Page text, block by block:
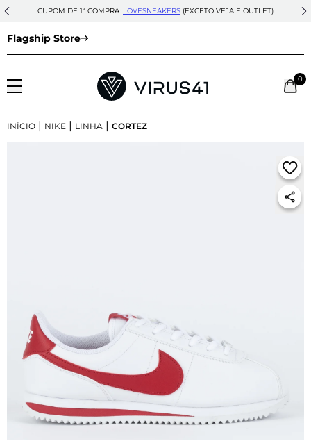
CUPOM DE 1ª COMPRA: LOVESNEAKERS (EXCETO VEJA E OUTLET)
Flagship Store
0
INÍCIO | NIKE | LINHA | CORTEZ